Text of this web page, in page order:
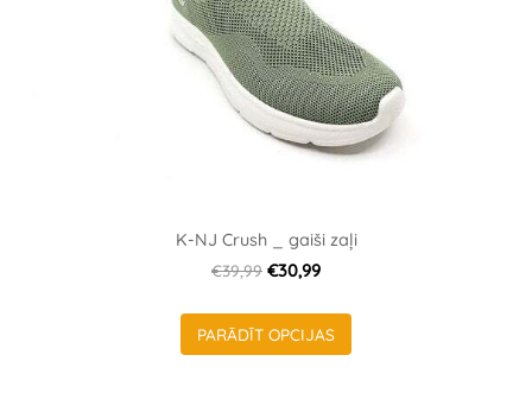
K-NJ Crush _ gaiši zaļi
€39,99 €30,99
PARĀDĪT OPCIJAS